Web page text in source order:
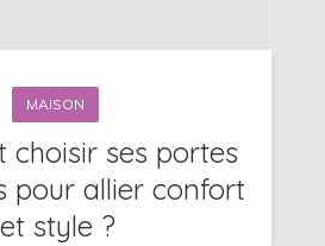
MAISON
choisir ses portes
pour allier confort
et style ?